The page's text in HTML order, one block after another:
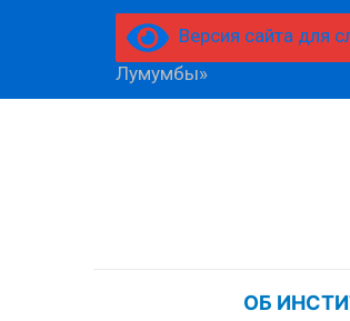
Версия сайта для
Лумумбы»
ОБ